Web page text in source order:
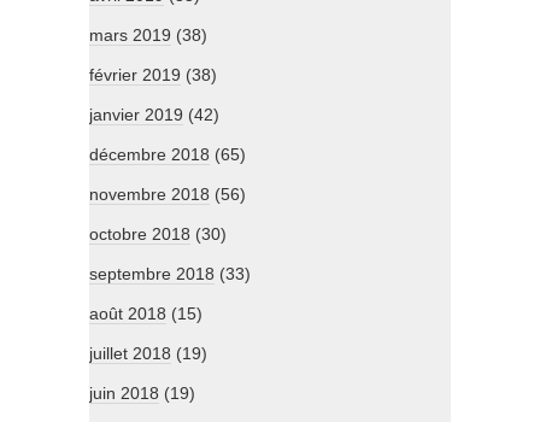
mars 2019 (38)
février 2019 (38)
janvier 2019 (42)
décembre 2018 (65)
novembre 2018 (56)
octobre 2018 (30)
septembre 2018 (33)
août 2018 (15)
juillet 2018 (19)
juin 2018 (19)